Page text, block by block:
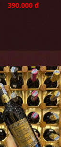
390.000 đ